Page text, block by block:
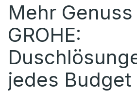
Mehr
GROHE:
jedes Budget